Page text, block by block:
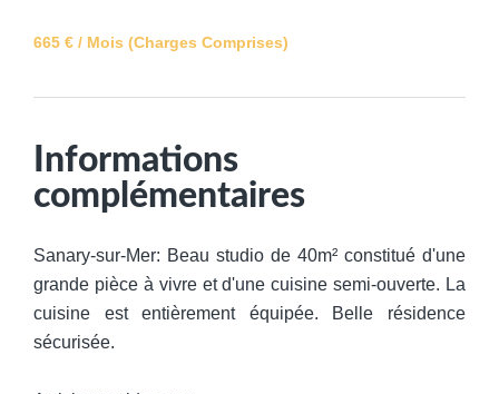
665 € / Mois (Charges Comprises)
Informations
complémentaires
Sanary-sur-Mer: Beau studio de 40m² constitué d'une
grande pièce à vivre et d'une cuisine semi-ouverte. La
cuisine est entièrement équipée. Belle résidence
sécurisée.